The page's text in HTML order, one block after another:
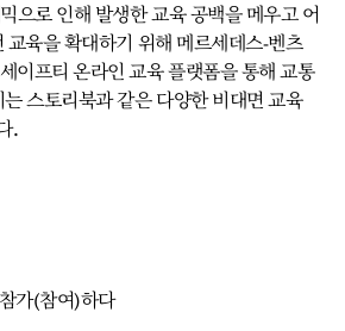
으로 인해 발생한 교육 공백을 메우고 어
교육을 확대하기 위해 메르세데스-벤츠
이프티 온라인 교육 플랫폼을 통해 교통
스토리북과 같은 다양한 비대면 교육
.
가(참여)하다